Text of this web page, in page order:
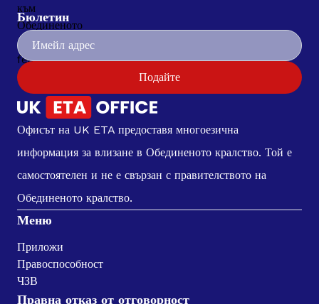
Бюлетин
Подайте
Офисът на UK ETA предоставя многоезична
информация за влизане в Обединеното кралство. Той е
самостоятелен и не е свързан с правителството на
Обединеното кралство.
Меню
Приложи
Правоспособност
ЧЗВ
Правна отказ от отговорност